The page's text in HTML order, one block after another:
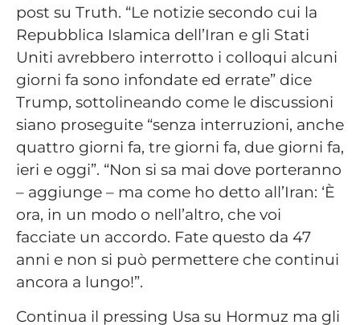
post su Truth. “Le notizie secondo cui la
Repubblica Islamica dell’Iran e gli Stati
Uniti avrebbero interrotto i colloqui alcuni
giorni fa sono infondate ed errate” dice
Trump, sottolineando come le discussioni
siano proseguite “senza interruzioni, anche
quattro giorni fa, tre giorni fa, due giorni fa,
ieri e oggi”. “Non si sa mai dove porteranno
– aggiunge – ma come ho detto all’Iran: ‘È
ora, in un modo o nell’altro, che voi
facciate un accordo. Fate questo da 47
anni e non si può permettere che continui
ancora a lungo!”.
Continua il pressing Usa su Hormuz ma gli